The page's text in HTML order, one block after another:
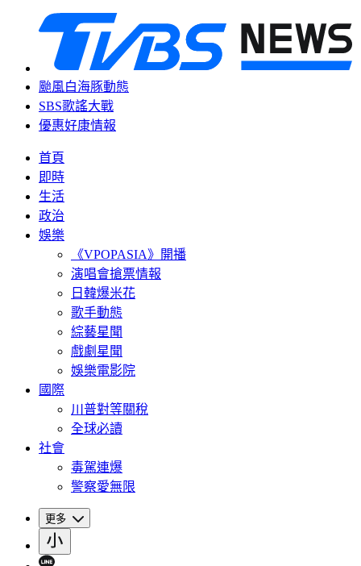
颱風白海豚動態
SBS歌謠大戰
優惠好康情報
首頁
即時
生活
政治
娛樂
《VPOPASIA》開播
演唱會搶票情報
日韓爆米花
歌手動態
綜藝星聞
戲劇星聞
娛樂電影院
國際
川普對等關稅
全球必讀
社會
毒駕連爆
警察愛無限
更多